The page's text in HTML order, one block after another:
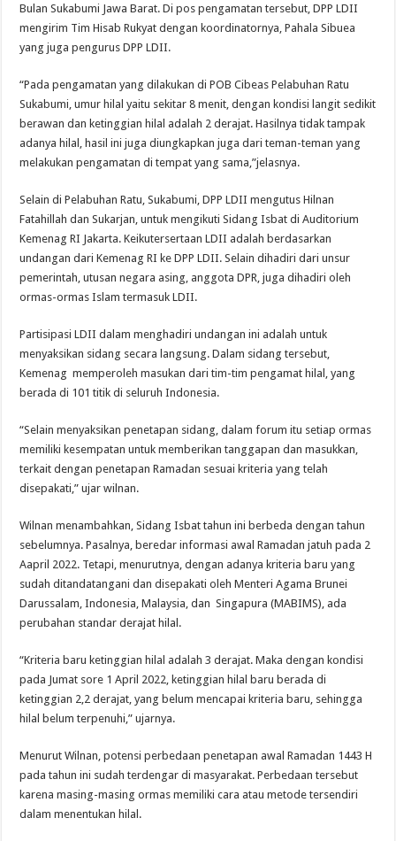
Bulan Sukabumi Jawa Barat. Di pos pengamatan tersebut, DPP LDII
mengirim Tim Hisab Rukyat dengan koordinatornya, Pahala Sibuea
yang juga pengurus DPP LDII.
“Pada pengamatan yang dilakukan di POB Cibeas Pelabuhan Ratu
Sukabumi, umur hilal yaitu sekitar 8 menit, dengan kondisi langit sedikit
berawan dan ketinggian hilal adalah 2 derajat. Hasilnya tidak tampak
adanya hilal, hasil ini juga diungkapkan juga dari teman-teman yang
melakukan pengamatan di tempat yang sama,”jelasnya.
Selain di Pelabuhan Ratu, Sukabumi, DPP LDII mengutus Hilnan
Fatahillah dan Sukarjan, untuk mengikuti Sidang Isbat di Auditorium
Kemenag RI Jakarta. Keikutersertaan LDII adalah berdasarkan
undangan dari Kemenag RI ke DPP LDII. Selain dihadiri dari unsur
pemerintah, utusan negara asing, anggota DPR, juga dihadiri oleh
ormas-ormas Islam termasuk LDII.
Partisipasi LDII dalam menghadiri undangan ini adalah untuk
menyaksikan sidang secara langsung. Dalam sidang tersebut,
Kemenag memperoleh masukan dari tim-tim pengamat hilal, yang
berada di 101 titik di seluruh Indonesia.
“Selain menyaksikan penetapan sidang, dalam forum itu setiap ormas
memiliki kesempatan untuk memberikan tanggapan dan masukkan,
terkait dengan penetapan Ramadan sesuai kriteria yang telah
disepakati,” ujar wilnan.
Wilnan menambahkan, Sidang Isbat tahun ini berbeda dengan tahun
sebelumnya. Pasalnya, beredar informasi awal Ramadan jatuh pada 2
Aapril 2022. Tetapi, menurutnya, dengan adanya kriteria baru yang
sudah ditandatangani dan disepakati oleh Menteri Agama Brunei
Darussalam, Indonesia, Malaysia, dan Singapura (MABIMS), ada
perubahan standar derajat hilal.
“Kriteria baru ketinggian hilal adalah 3 derajat. Maka dengan kondisi
pada Jumat sore 1 April 2022, ketinggian hilal baru berada di
ketinggian 2,2 derajat, yang belum mencapai kriteria baru, sehingga
hilal belum terpenuhi,” ujarnya.
Menurut Wilnan, potensi perbedaan penetapan awal Ramadan 1443 H
pada tahun ini sudah terdengar di masyarakat. Perbedaan tersebut
karena masing-masing ormas memiliki cara atau metode tersendiri
dalam menentukan hilal.